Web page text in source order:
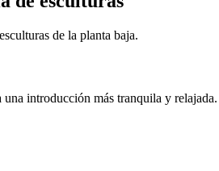
de la planta baja.
introducción más tranquila y relajada.